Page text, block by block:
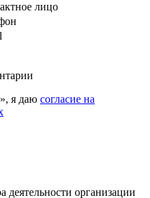
лицо
я даю согласие на
деятельности организации